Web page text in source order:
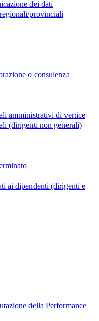
dei dati
provinciali
o consulenza
amministrativi di vertice
(dirigenti non generali)
ai dipendenti (dirigenti e
della Performance